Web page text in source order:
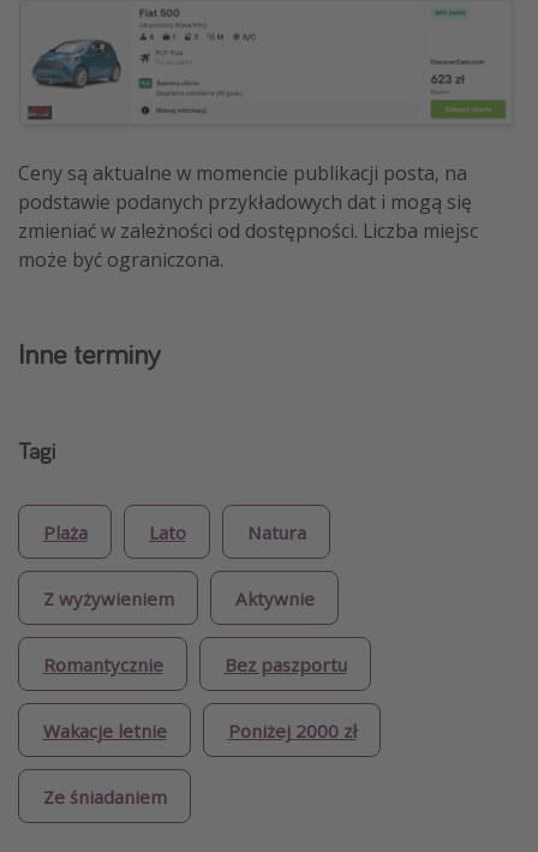
Ceny są aktualne w momencie publikacji posta, na
podstawie podanych przykładowych dat i mogą się
zmieniać w zależności od dostępności. Liczba miejsc
może być ograniczona.
Inne terminy
Tagi
Plaża Lato Natura
Z wyżywieniem Aktywnie
Romantycznie Bez paszportu
Wakacje letnie Poniżej 2000 zł
Ze śniadaniem